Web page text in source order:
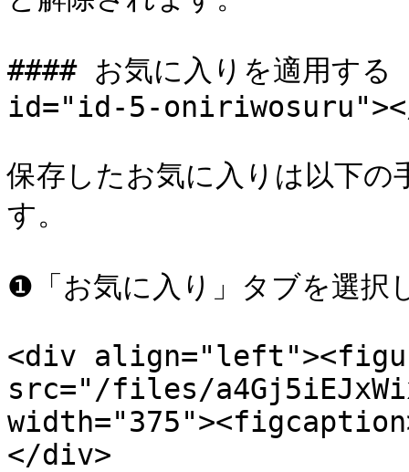
#### お気に入りを適用
id="id-5-
保存したお気に入りは以下
す。
❶「お気に入り」タブを選択
<div
src="/files/
</div>